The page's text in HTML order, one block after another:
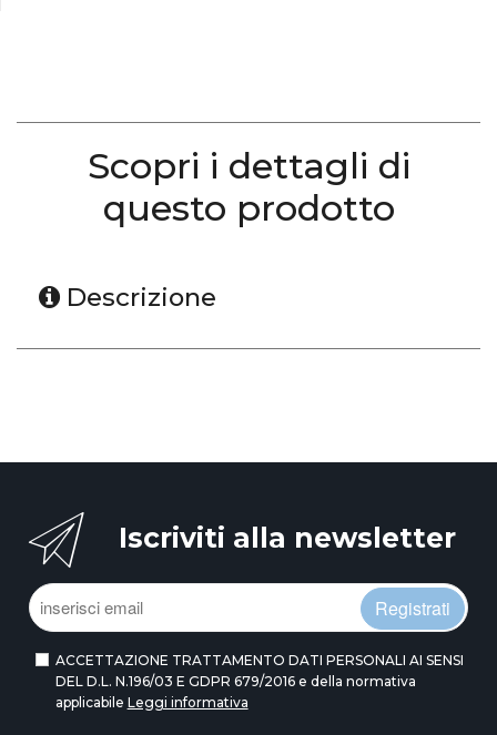
Scopri i dettagli di
questo prodotto
Descrizione
Iscriviti alla newsletter
Registrati
ACCETTAZIONE TRATTAMENTO DATI PERSONALI AI SENSI
DEL D.L. N.196/03 E GDPR 679/2016 e della normativa
applicabile Leggi informativa